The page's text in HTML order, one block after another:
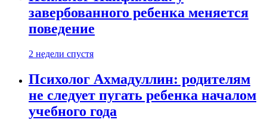
завербованного ребенка меняется
поведение
2 недели спустя
Психолог Ахмадуллин: родителям
не следует пугать ребенка началом
учебного года